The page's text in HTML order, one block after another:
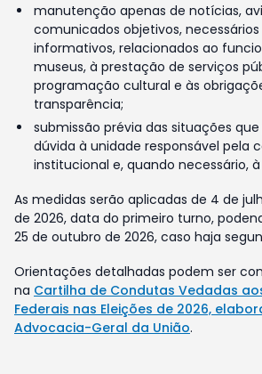
manutenção apenas de notícias,
comunicados objetivos,
informativos, relacionados ao
museus, à prestação de serviços
programação cultural e às
transparência;
submissão prévia das situações
dúvida à unidade responsável pela
institucional e, quando necessário,
As medidas serão aplicadas de 4 de
de 2026, data do primeiro turno,
25 de outubro de 2026, caso haja
Orientações detalhadas podem ser
na Cartilha de Condutas Vedadas
Federais nas Eleições de 2026,
Advocacia-Geral da União.